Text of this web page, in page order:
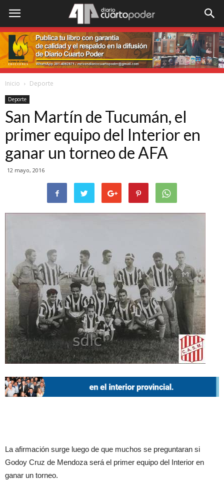
Inicio Deporte
Deporte
San Martín de Tucumán, el
primer equipo del Interior en
ganar un torneo de AFA
12 mayo, 2016
La afirmación surge luego de que muchos se preguntaran si
Godoy Cruz de Mendoza será el primer equipo del Interior en
ganar un torneo.